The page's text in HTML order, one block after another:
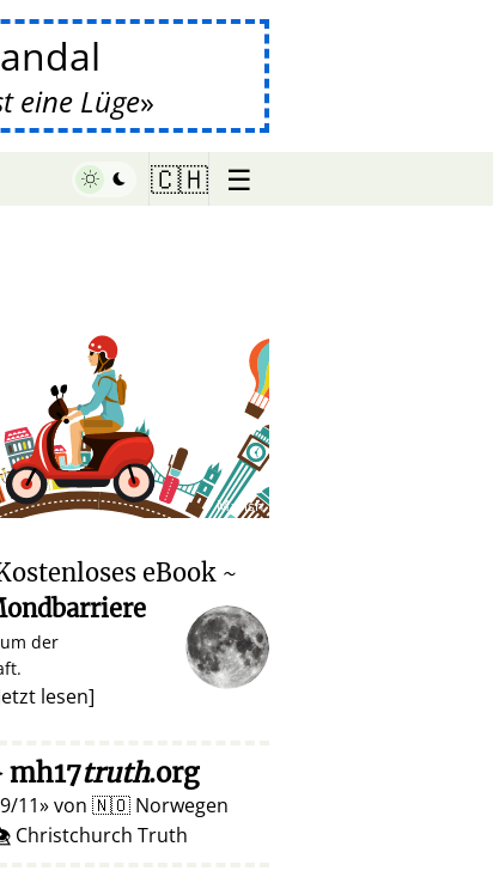
eine Lüge
🇨🇭 ☰
♥ Marish
eBook ~
der
lesen]
mh17truth.org
9/11 von 🇳🇴Norwegen
Christchurch Truth